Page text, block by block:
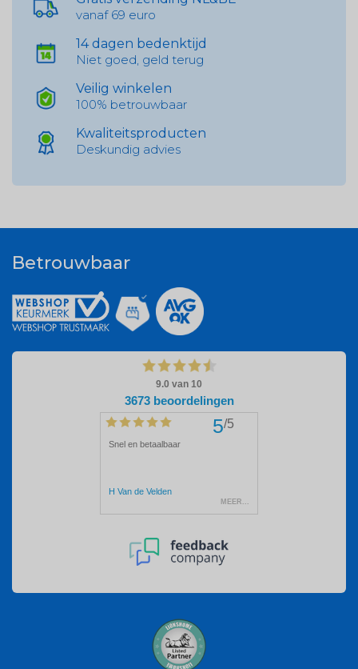
vanaf 69 euro
14 dagen bedenktijd
Niet goed, geld terug
Veilig winkelen
100% betrouwbaar
Kwaliteitsproducten
Deskundig advies
Betrouwbaar